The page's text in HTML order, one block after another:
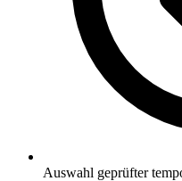
Auswahl geprüfter